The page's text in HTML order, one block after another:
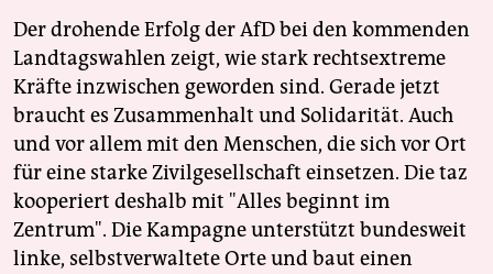
Der drohende Erfolg der AfD bei den kommenden
Landtagswahlen zeigt, wie stark rechtsextreme
Kräfte inzwischen geworden sind. Gerade jetzt
braucht es Zusammenhalt und Solidarität. Auch
und vor allem mit den Menschen, die sich vor Ort
für eine starke Zivilgesellschaft einsetzen. Die taz
kooperiert deshalb mit "Alles beginnt im
Zentrum". Die Kampagne unterstützt bundesweit
linke, selbstverwaltete Orte und baut einen